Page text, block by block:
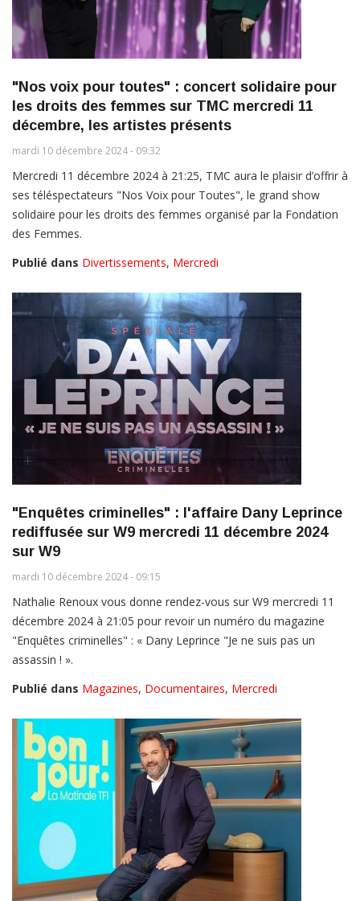
"Nos voix pour toutes" : concert solidaire pour
les droits des femmes sur TMC mercredi 11
décembre, les artistes présents
mardi 10 décembre 2024 - 09:32
Mercredi 11 décembre 2024 à 21:25, TMC aura le plaisir d’offrir à
ses téléspectateurs "Nos Voix pour Toutes", le grand show
solidaire pour les droits des femmes organisé par la Fondation
des Femmes.
Publié dans Divertissements, Mercredi
"Enquêtes criminelles" : l'affaire Dany Leprince
rediffusée sur W9 mercredi 11 décembre 2024
sur W9
mardi 10 décembre 2024 - 09:15
Nathalie Renoux vous donne rendez-vous sur W9 mercredi 11
décembre 2024 à 21:05 pour revoir un numéro du magazine
"Enquêtes criminelles" : « Dany Leprince "Je ne suis pas un
assassin ! ».
Publié dans Magazines, Documentaires, Mercredi